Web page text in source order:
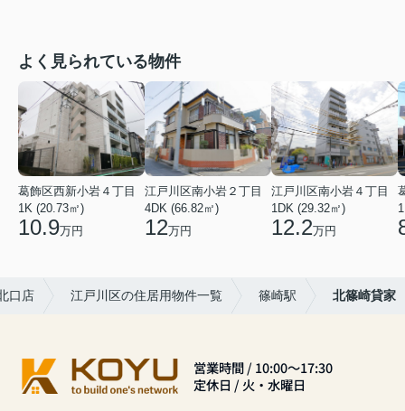
よく見られている物件
葛飾区西新小岩４丁目
1K (20.73㎡)
10.9万円
江戸川区南小岩２丁目
4DK (66.82㎡)
12万円
江戸川区南小岩４丁目
1DK (29.32㎡)
12.2万円
口店 江戸川区の住居用物件一覧 篠崎駅 北篠崎貸家
営業時間 / 10:00～17:30
定休日 / 火・水曜日